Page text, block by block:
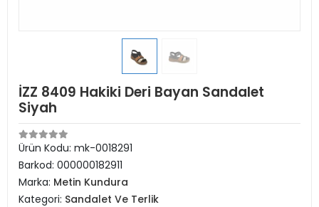
İZZ 8409 Hakiki Deri Bayan Sandalet
Siyah
Ürün Kodu: mk-0018291
Barkod: 000000182911
Marka: Metin Kundura
Kategori: Sandalet Ve Terlik